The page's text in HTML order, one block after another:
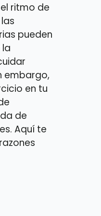
ritmo de
pueden
embargo,
en tu
de
Aquí te